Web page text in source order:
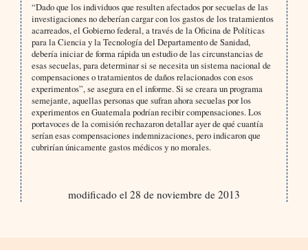
“Dado que los individuos que resulten afectados por secuelas de las
investigaciones no deberían cargar con los gastos de los tratamientos
acarreados, el Gobierno federal, a través de la Oficina de Políticas
para la Ciencia y la Tecnología del Departamento de Sanidad,
debería iniciar de forma rápida un estudio de las circunstancias de
esas secuelas, para determinar si se necesita un sistema nacional de
compensaciones o tratamientos de daños relacionados con esos
experimentos”, se asegura en el informe. Si se creara un programa
semejante, aquellas personas que sufran ahora secuelas por los
experimentos en Guatemala podrían recibir compensaciones. Los
portavoces de la comisión rechazaron detallar ayer de qué cuantía
serían esas compensaciones indemnizaciones, pero indicaron que
cubrirían únicamente gastos médicos y no morales.
modificado el 28 de noviembre de 2013